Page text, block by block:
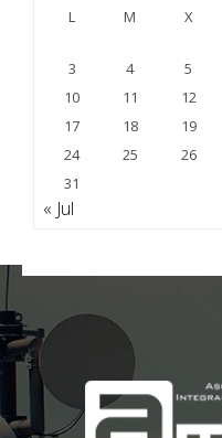
L M X
3
4 5
10
11 12
17
18 19
24
25 26
31
« Jul
;